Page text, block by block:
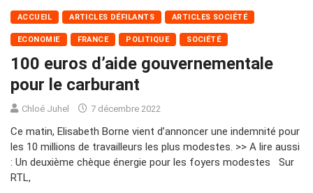
ACCUEIL ARTICLES DÉFILANTS ARTICLES SOCIÉTÉ
ECONOMIE FRANCE POLITIQUE SOCIÉTÉ
100 euros d’aide gouvernementale
pour le carburant
Chloé Juhel 7 décembre 2022
Ce matin, Elisabeth Borne vient d’annoncer une indemnité pour
les 10 millions de travailleurs les plus modestes. >> A lire aussi
: Un deuxième chèque énergie pour les foyers modestes Sur
RTL,